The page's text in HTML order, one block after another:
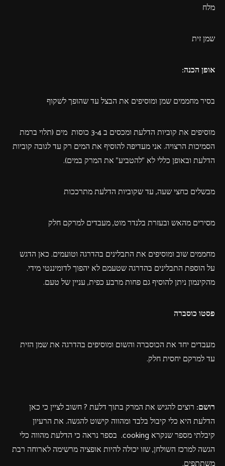
מלח
שמן זית
אופן הכנה:
בסיר מחממים שמן ומוסיפים את הבצל עד שהופך לשקוף
מוסיפים את קוביות הדלעת ומכסים ב 3-4 כוסות מים (תלוי ברמת
הסמיכות הרצויה. אני מעדיפה להוסיף את המים רק עד לגובה קוביות
הדלעת ובאופן כללי לא "להטביע" את המרק במים).
מבשלים כחצי שעה, עד שקוביות הדלעת מתרככות
מסירים מהאש ובעזרת בלנדר מוט, מעבדים למרקם חלק
מחממים שוב ומוסיפים את התבלינים בהדרגה וטועמים. כאן הדגש
על הוספת התבלינים בהדרגה שטעמם לא יהפוך לדומיננטי מידי.
מהקינמון ניתן להוסיף גם פחות מרבע כפית, עניין של טעם.
פסטו כוסברה
מעבדים יחד את הכוסברה והשום ומוסיפים בהדרגה את שמן הזית
עד למרקם יחסית חלק.
רושם: רוצים להגיש את המרק בתוך דלעת ? חשוב לציין כי כאן
הדלעת היא כלי קיבול בלבד ומהווה קישוט להגשה. את הרעיון
קיבלתי מספר שנקרא cooking. בספר נראה כי הדלעת מהווה כלי
הגשה למרכז השולחן, שזו יכולה להיות אופציה מרשימה לארוחה רבת